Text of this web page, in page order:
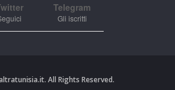
Telegram
Gli iscritti
All Rights Reserved.